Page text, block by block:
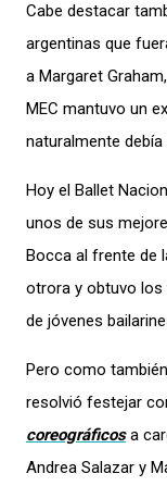
Cabe destacar
argentinas que
a Margaret
MEC mantuvo un
naturalmente
Hoy el Ballet
unos de sus
Bocca al frente de
otrora y obtuvo los
de jóvenes
Pero como
resolvió festejar
coreográficosa
Andrea Salazar y